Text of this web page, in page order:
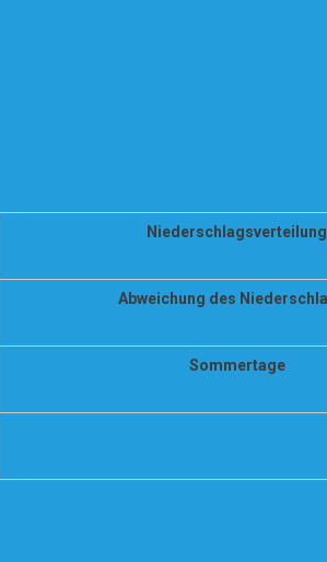
Niederschlagsverteilung
Abweichung des
Sommertage